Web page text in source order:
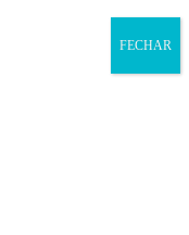
FECHAR